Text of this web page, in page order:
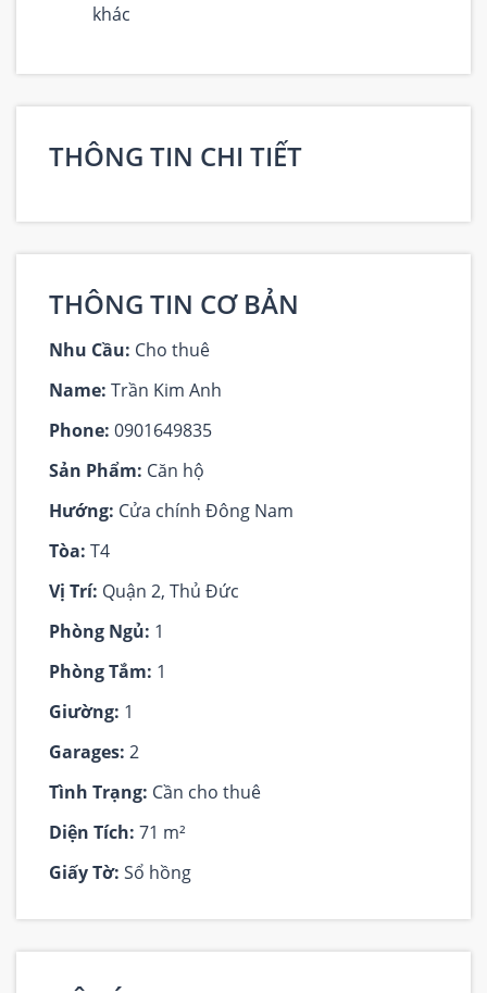
khác
THÔNG TIN CHI TIẾT
THÔNG TIN CƠ BẢN
Nhu Cầu: Cho thuê
Name: Trần Kim Anh
Phone: 0901649835
Sản Phẩm: Căn hộ
Hướng: Cửa chính Đông Nam
Tòa: T4
Vị Trí: Quận 2, Thủ Đức
Phòng Ngủ: 1
Phòng Tắm: 1
Giường: 1
Garages: 2
Tình Trạng: Cần cho thuê
Diện Tích:
71 m²
Giấy Tờ: Sổ hồng